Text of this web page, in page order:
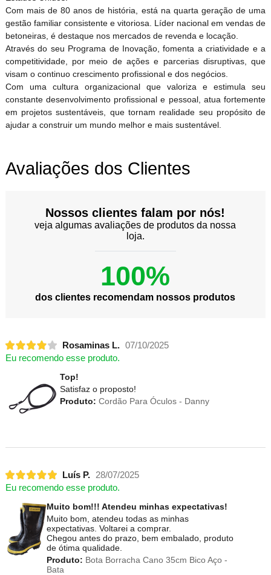
Com mais de 80 anos de história, está na quarta geração de uma
gestão familiar consistente e vitoriosa. Líder nacional em vendas de
betoneiras, é destaque nos mercados de revenda e locação.
Através do seu Programa de Inovação, fomenta a criatividade e a
competitividade, por meio de ações e parcerias disruptivas, que
visam o continuo crescimento profissional e dos negócios.
Com uma cultura organizacional que valoriza e estimula seu
constante desenvolvimento profissional e pessoal, atua fortemente
em projetos sustentáveis, que tornam realidade seu propósito de
ajudar a construir um mundo melhor e mais sustentável.
Avaliações dos Clientes
Nossos clientes falam por nós!
veja algumas avaliações de produtos da nossa
loja.
100%
dos clientes recomendam nossos produtos
Rosaminas L. 07/10/2025
Eu recomendo esse produto.
Top!
Satisfaz o proposto!
Produto: Cordão Para Óculos - Danny
Luís P.
28/07/2025
Eu recomendo esse produto.
Muito bom!!! Atendeu minhas expectativas!
Muito bom, atendeu todas as minhas
expectativas. Voltarei a comprar.
Chegou antes do prazo, bem embalado, produto
de ótima qualidade.
Produto: Bota Borracha Cano 35cm Bico Aço -
Bata